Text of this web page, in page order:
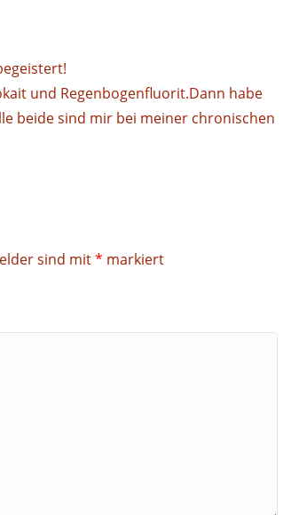
und Regenbogenfluorit.Dann habe
beide sind mir bei meiner chronischen
sind mit* markiert